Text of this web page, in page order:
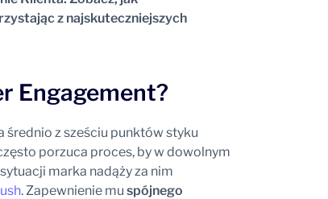
z najskuteczniejszych
Engagement?
średnio z sześciu punktów styku
porzuca proces, by w dowolnym
marka nadąży za nim
. Zapewnienie mu spójnego